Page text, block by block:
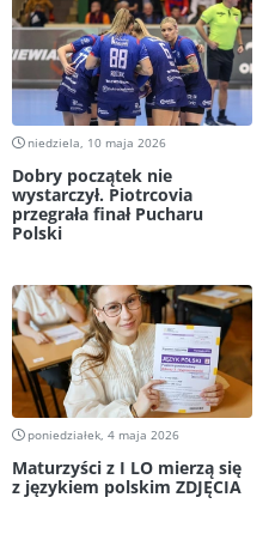
niedziela, 10 maja 2026
Dobry początek nie
wystarczył. Piotrcovia
przegrała finał Pucharu
Polski
poniedziałek, 4 maja 2026
Maturzyści z I LO mierzą się
z językiem polskim ZDJĘCIA